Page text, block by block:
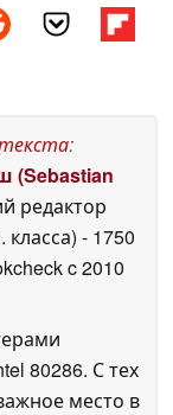
:
(Sebastian
редактор
класса) - 1750
c 2010
80286. С тех
место в